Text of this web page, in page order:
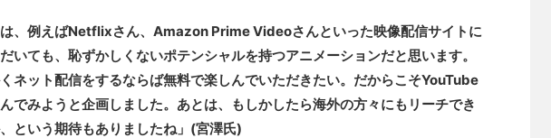
は、例えばNetflixさん、Amazon Prime Videoさんといった映像配信サイトに
いても、恥ずかしくないポテンシャルを持つアニメーションだと思います。
ネット配信をするならば無料で楽しんでいただきたい。だからこそYouTube
でみようと企画しました。あとは、もしかしたら海外の方々にもリーチでき
という期待もありましたね」(宮澤氏)